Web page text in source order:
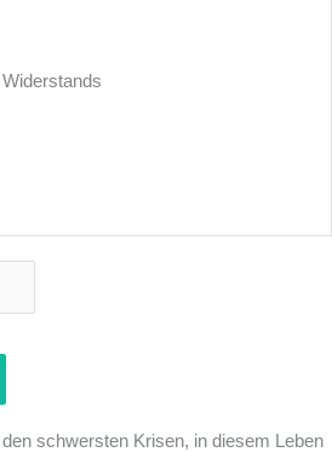
schwersten Krisen, in diesem Leben